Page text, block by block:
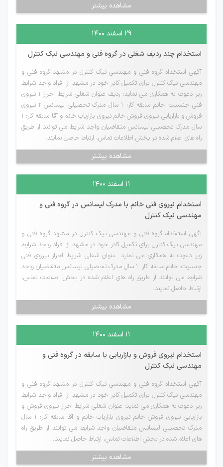
مشاهده بیشتر
۲۹ اسفند ۱۴۰۰
استخدام چند ردیف شغلی در گروه فنی و مهندسی نیک کنترل
آگهی استخدام گروه فنی و مهندسی نیک کنترل در مشهد گروه فنی و
مهندسی نیک کنترل برای تکمیل کادر خود در مشهد از افراد واجد شرایط
زیر دعوت به همکاری می نماید: ردیف عنوان شغلی شرایط احراز 1 نیروی
فنی جنسیت: خانم سابقه کار: 1 سال مدرک تحصیلی لیسانس 2 نیروی
فروش و بازاریابی نیروی فروش خانم نیروی بازاریاب خانم و آقا سابقه کار: 1
سال مدرک تحصیلی لیسانس متقاضیان واجد شرایط می توانند از طریق
راه های اعلام شده در بخش اطلاعات تماس، ارتباط حاصل نمایند.
مشاهده بیشتر
۱۱ اسفند ۱۴۰۰
استخدام نیروی فنی خانم با مدرک لیسانس در گروه فنی و
مهندسی نیک کنترل
آگهی استخدام گروه فنی و مهندسی نیک کنترل در مشهد گروه فنی و
مهندسی نیک کنترل برای تکمیل کادر خود در مشهد از افراد واجد شرایط
زیر دعوت به همکاری می نماید: عنوان شغلی شرایط احراز نیروی فنی
جنسیت: خانم سابقه کار: 1 سال مدرک تحصیلی لیسانس متقاضیان واجد
شرایط می توانند از طریق راه های اعلام شده در بخش اطلاعات تماس،
ارتباط حاصل نمایند.
مشاهده بیشتر
۱۱ اسفند ۱۴۰۰
استخدام نیروی فروش و بازاریابی با سابقه در گروه فنی و
مهندسی نیک کنترل
آگهی استخدام گروه فنی و مهندسی نیک کنترل در مشهد گروه فنی و
مهندسی نیک کنترل برای تکمیل کادر خود در مشهد از افراد واجد شرایط
زیر دعوت به همکاری می نماید: عنوان شغلی شرایط احراز نیروی فروش و
بازاریابی نیروی فروش خانم نیروی بازاریاب خانم و آقا سابقه کار: 1 سال
مدرک تحصیلی لیسانس متقاضیان واجد شرایط می توانند از طریق راه
های اعلام شده در بخش اطلاعات تماس، ارتباط حاصل نمایند.
مشاهده بیشتر